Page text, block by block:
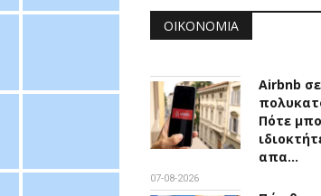
ΟΙΚΟΝΟΜΊΑ
Airbnb σε
Πότε
απα…
07-08-2026